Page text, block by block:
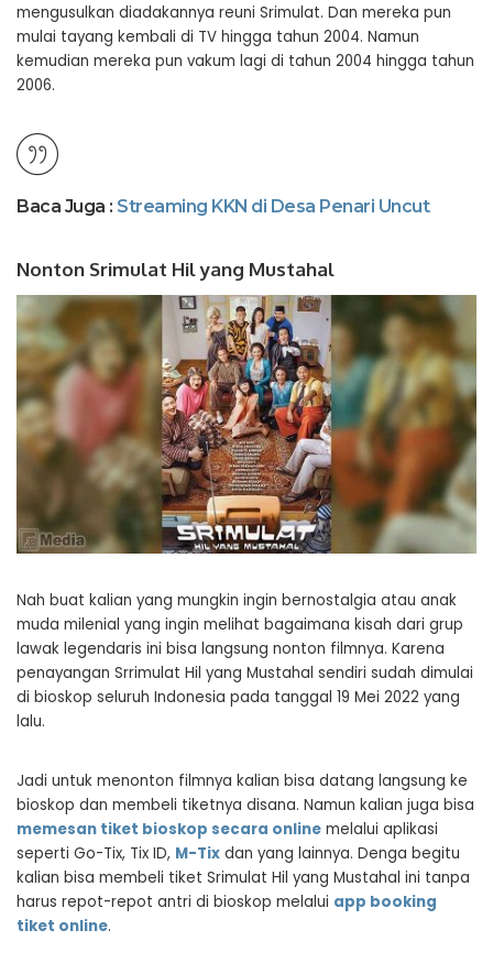
mengusulkan diadakannya reuni Srimulat. Dan mereka pun
mulai tayang kembali di TV hingga tahun 2004. Namun
kemudian mereka pun vakum lagi di tahun 2004 hingga tahun
2006.
Baca Juga : Streaming KKN di Desa Penari Uncut
Nonton Srimulat Hil yang Mustahal
Nah buat kalian yang mungkin ingin bernostalgia atau anak
muda milenial yang ingin melihat bagaimana kisah dari grup
lawak legendaris ini bisa langsung nonton filmnya. Karena
penayangan Srrimulat Hil yang Mustahal sendiri sudah dimulai
di bioskop seluruh Indonesia pada tanggal 19 Mei 2022 yang
lalu.
Jadi untuk menonton filmnya kalian bisa datang langsung ke
bioskop dan membeli tiketnya disana. Namun kalian juga bisa
memesan tiket bioskop secara online melalui aplikasi
seperti Go-Tix, Tix ID, M-Tix dan yang lainnya. Denga begitu
kalian bisa membeli tiket Srimulat Hil yang Mustahal ini tanpa
harus repot-repot antri di bioskop melalui app booking
tiket online.